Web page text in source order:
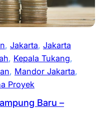
, Jakarta, Jakarta
, Kepala Tukang
, Mandor Jakarta
Proyek
Baru –